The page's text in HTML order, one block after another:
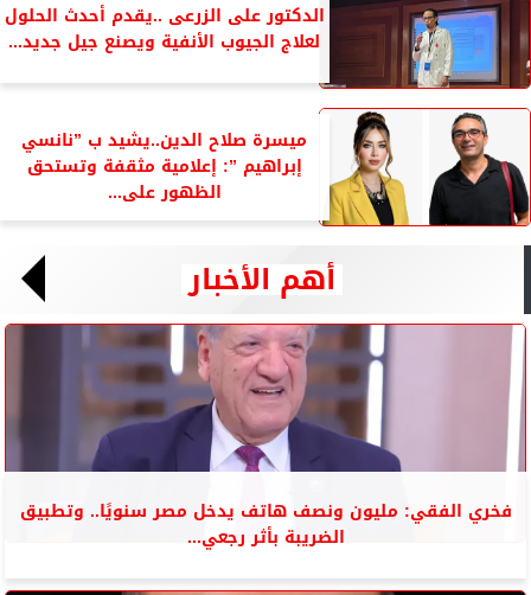
الدكتور على الزرعى ..يقدم أحدث الحلول
لعلاج الجيوب الأنفية ويصنع جيل جديد...
ميسرة صلاح الدين..يشيد ب ”نانسي
إبراهيم ”: إعلامية مثقفة وتستحق
الظهور على...
أهم الأخبار
فخري الفقي: مليون ونصف هاتف يدخل مصر سنويًا.. وتطبيق
الضريبة بأثر رجعي...